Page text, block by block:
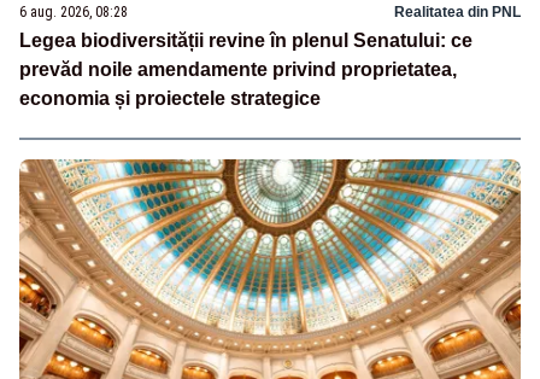
6 aug. 2026, 08:28 Realitatea din PNL
Legea biodiversității revine în plenul Senatului: ce
prevăd noile amendamente privind proprietatea,
economia și proiectele strategice